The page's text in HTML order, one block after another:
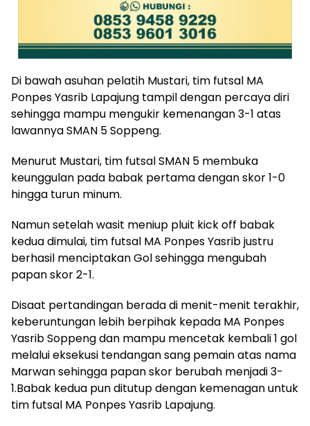
Di bawah asuhan pelatih Mustari, tim futsal MA
Ponpes Yasrib Lapajung tampil dengan percaya diri
sehingga mampu mengukir kemenangan 3-1 atas
lawannya SMAN 5 Soppeng.
Menurut Mustari, tim futsal SMAN 5 membuka
keunggulan pada babak pertama dengan skor 1-0
hingga turun minum.
Namun setelah wasit meniup pluit kick off babak
kedua dimulai, tim futsal MA Ponpes Yasrib justru
berhasil menciptakan Gol sehingga mengubah
papan skor 2-1.
Disaat pertandingan berada di menit-menit terakhir,
keberuntungan lebih berpihak kepada MA Ponpes
Yasrib Soppeng dan mampu mencetak kembali 1 gol
melalui eksekusi tendangan sang pemain atas nama
Marwan sehingga papan skor berubah menjadi 3-
1.Babak kedua pun ditutup dengan kemenagan untuk
tim futsal MA Ponpes Yasrib Lapajung.